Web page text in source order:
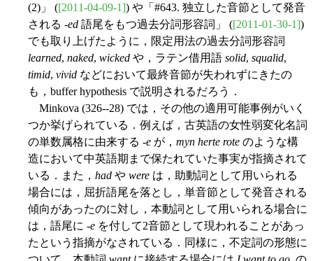
(2)」 ([2011-04-09-1]) や「#643. 独立した音節として発音
される -ed 語尾をもつ過去分詞形容詞」 ([2011-01-30-1])
でも取り上げたように，限定用法の過去分詞形容詞
learned, naked, wicked や，ラテン借用語 solid, squalid,
timid, vivid などにおいて最終音節が失われずにきたの
も，buffer hypothesis で説明されるだろう．
Minkova (326--28) では，その他の適用可能事例がいく
つか挙げられている．例えば，古英語の女性弱変化名詞
の単数属格に由来する -e が， myn herte rote のような構
造において中英語期まで保たれていた事実が指摘されて
いる．また， had や were は，助動詞として用いられる
場合には，屈折語尾を落とし，単音節として発音される
傾向があったのに対し，本動詞として用いられる場合に
は，語尾に -e を付して2音節として現われることがあっ
たという指摘がなされている．同様に，不定詞の形態に